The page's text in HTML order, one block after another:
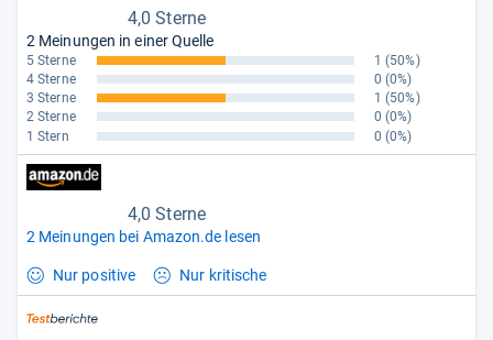
4,0 Sterne
2 Meinungen in einer Quelle
5 Sterne 1 (50%)
4 Sterne
0 (0%)
3 Sterne
1 (50%)
2 Sterne
0 (0%)
1 Stern
0 (0%)
4,0 Sterne
2 Meinungen bei Amazon.de lesen
Nur positive Nur kritische